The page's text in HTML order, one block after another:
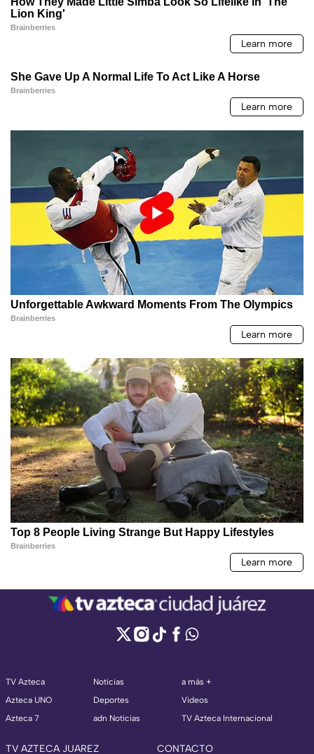
TV Azteca
Azteca UNO
Azteca 7
Noticias
Deportes
adn Noticias
a más +
Videos
TV Azteca Internacional
TV AZTECA JUAREZ CONTACTO